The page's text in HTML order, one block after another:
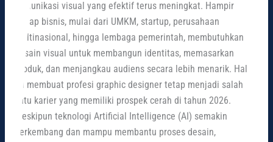
komunikasi visual yang efektif terus meningkat. Hampir
setiap bisnis, mulai dari UMKM, startup, perusahaan
multinasional, hingga lembaga pemerintah, membutuhkan
desain visual untuk membangun identitas, memasarkan
produk, dan menjangkau audiens secara lebih menarik. Hal
ini membuat profesi graphic designer tetap menjadi salah
satu karier yang memiliki prospek cerah di tahun 2026.
Meskipun teknologi Artificial Intelligence (AI) semakin
berkembang dan mampu membantu proses desain,
Tantangannya